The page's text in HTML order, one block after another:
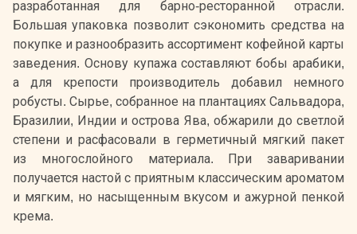
разработанная для барно-ресторанной отрасли.
Большая упаковка позволит сэкономить средства на
покупке и разнообразить ассортимент кофейной карты
заведения. Основу купажа составляют бобы арабики,
а для крепости производитель добавил немного
робусты. Сырье, собранное на плантациях Сальвадора,
Бразилии, Индии и острова Ява, обжарили до светлой
степени и расфасовали в герметичный мягкий пакет
из многослойного материала. При заваривании
получается настой с приятным классическим ароматом
и мягким, но насыщенным вкусом и ажурной пенкой
крема.